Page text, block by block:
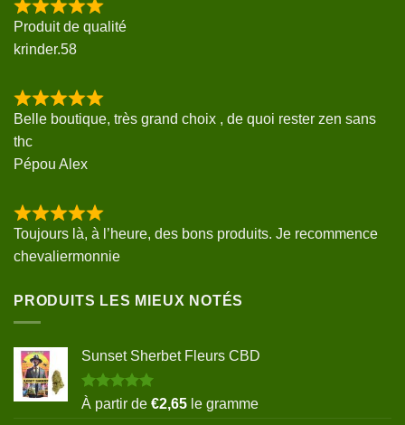
Produit de qualité
krinder.58
Belle boutique, très grand choix , de quoi rester zen sans
thc
Pépou Alex
Toujours là, à l’heure, des bons produits. Je recommence
chevaliermonnie
PRODUITS LES MIEUX NOTÉS
Sunset Sherbet Fleurs CBD
Note5.00
sur 5
À partir de €2,65 le gramme